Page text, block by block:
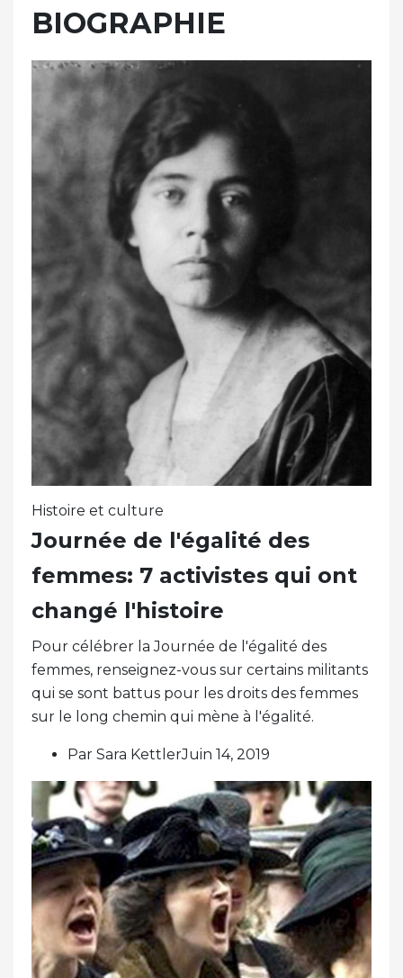
BIOGRAPHIE
Histoire et culture
Journée de l'égalité des
femmes: 7 activistes qui ont
changé l'histoire
Pour célébrer la Journée de l'égalité des
femmes, renseignez-vous sur certains militants
qui se sont battus pour les droits des femmes
sur le long chemin qui mène à l'égalité.
Par Sara KettlerJuin 14, 2019